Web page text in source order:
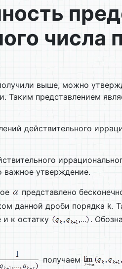
числа
выше, можно
Таким представлением
действительного
важное утверждение.
представлено
данной дроби порядка k.
к остатку
.
получаем